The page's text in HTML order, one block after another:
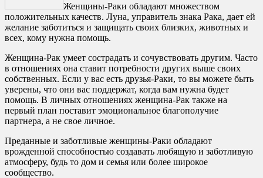
Женщины-Раки обладают множеством
положительных качеств. Луна, управитель знака Рака, дает ей
желание заботиться и защищать своих близких, животных и
всех, кому нужна помощь.
Женщина-Рак умеет сострадать и сочувствовать другим. Часто
в отношениях она ставит потребности других выше своих
собственных. Если у вас есть друзья-Раки, то вы можете быть
уверены, что они вас поддержат, когда вам нужна будет
помощь. В личных отношениях женщина-Рак также на
первый план поставит эмоциональное благополучие
партнера, а не свое личное.
Преданные и заботливые женщины-Раки обладают
врожденной способностью создавать любящую и заботливую
атмосферу, будь то дом и семья или более широкое
сообщество.